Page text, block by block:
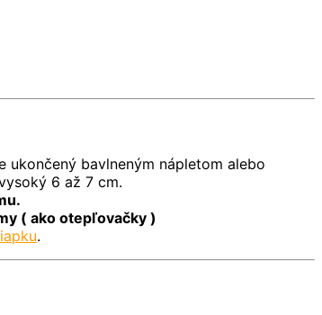
ukončený bavlneným nápletom alebo
6 až 7 cm.
( ako otepľovačky )
.